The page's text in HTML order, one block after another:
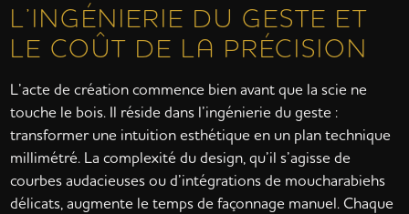
L’INGÉNIERIE DU GESTE ET
LE COÛT DE LA PRÉCISION
L’acte de création commence bien avant que la scie ne
touche le bois. Il réside dans l’ingénierie du geste :
transformer une intuition esthétique en un plan technique
millimétré. La complexité du design, qu’il s’agisse de
courbes audacieuses ou d’intégrations de moucharabiehs
délicats, augmente le temps de façonnage manuel. Chaque